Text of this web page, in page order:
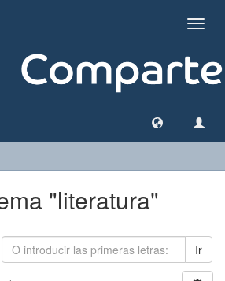
"literatura"
Ir